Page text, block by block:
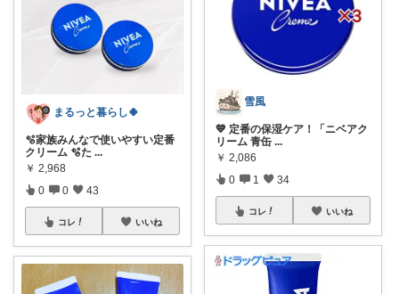
まるっと暮らし🍀
🫧家族みんなで使いやすい定番
クリーム 🫧た ...
￥ 2,968
0 0 43
コレ いいね
雪風
💙 定番の保湿ケア！「ニベアク
リーム 青缶 ...
￥ 2,086
0 1 34
コレ いいね